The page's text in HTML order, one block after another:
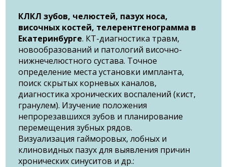
КЛКЛ зубов, челюстей, пазух носа,
височных костей, телерентгенограмма в
Екатеринбурге. КТ-диагностика травм,
новообразований и патологий височно-
нижнечелюстного сустава. Точное
определение места установки импланта,
поиск скрытых корневых каналов,
диагностика хронических воспалений (кист,
гранулем). Изучение положения
непрорезавшихся зубов и планирование
перемещения зубных рядов.
Визуализация гайморовых, лобных и
клиновидных пазух для выявления причин
хронических синуситов и др.: